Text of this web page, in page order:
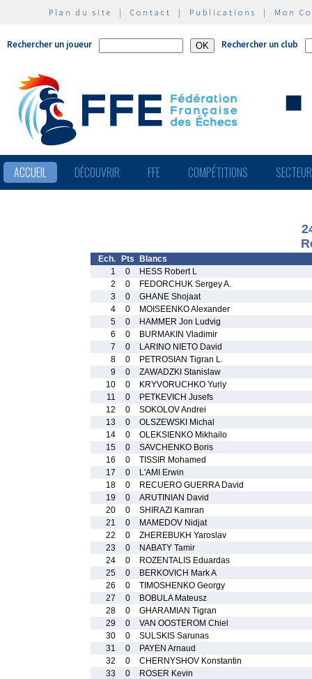
Plan du site | Contact | Publications | Mon
Rechercher un joueur Rechercher un club
ACCUEIL DÉCOUVRIR FFE COMPÉTITIONS
Ech. Pts
Blancs
1
0
HESS Robert L
2
0
FEDORCHUK Sergey A.
3
0
GHANE Shojaat
4
0
MOISEENKO Alexander
5
0
HAMMER Jon Ludvig
6
0
BURMAKIN Vladimir
7
0
LARINO NIETO David
8
0
PETROSIAN Tigran L.
9
0
ZAWADZKI Stanislaw
10
0
KRYVORUCHKO Yuriy
11
0
PETKEVICH Jusefs
12
0
SOKOLOV Andrei
13
0
OLSZEWSKI Michal
14
0
OLEKSIENKO Mikhailo
15
0
SAVCHENKO Boris
16
0
TISSIR Mohamed
17
0
L'AMI Erwin
18
0
RECUERO GUERRA David
19
0
ARUTINIAN David
20
0
SHIRAZI Kamran
21
0
MAMEDOV Nidjat
22
0
ZHEREBUKH Yaroslav
23
0
NABATY Tamir
24
0
ROZENTALIS Eduardas
25
0
BERKOVICH Mark A
26
0
TIMOSHENKO Georgy
27
0
BOBULA Mateusz
28
0
GHARAMIAN Tigran
29
0
VAN OOSTEROM Chiel
30
0
SULSKIS Sarunas
31
0
PAYEN Arnaud
32
0
CHERNYSHOV Konstantin
33
0
ROSER Kevin